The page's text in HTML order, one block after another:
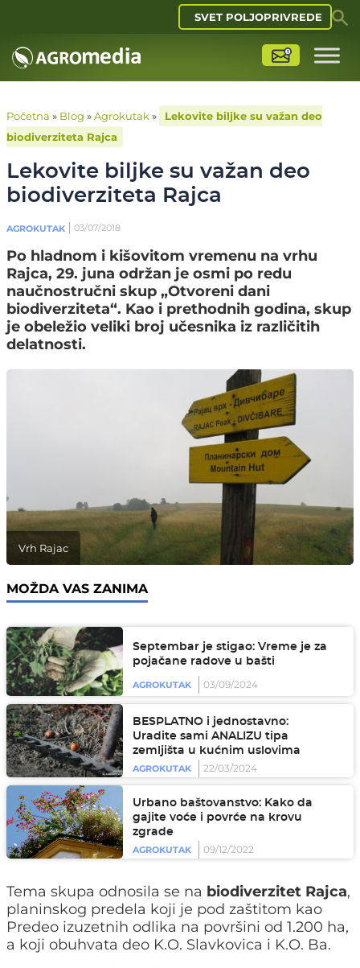
SVET POLJOPRIVREDE
Početna » Blog »Agrokutak »
Lekovite biljke su važan deo
biodiverziteta Rajca
Lekovite biljke su važan deo
biodiverziteta Rajca
AGROKUTAK 03/07/2018
Po hladnom i kišovitom vremenu na vrhu
Rajca, 29. juna održan je osmi po redu
naučnostručni skup „Otvoreni dani
biodiverziteta“. Kao i prethodnih godina, skup
je obeležio veliki broj učesnika iz različitih
delatnosti.
Vrh Rajac
MOŽDA VAS ZANIMA
Septembar je stigao: Vreme je za
pojačane radove u bašti
AGROKUTAK 03/09/2024
BESPLATNO i jednostavno:
Uradite sami ANALIZU tipa
zemljišta u kućnim uslovima
AGROKUTAK
22/03/2024
Urbano baštovanstvo: Kako da
gajite voće i povrće na krovu
zgrade
AGROKUTAK
09/12/2022
Tema skupa odnosila se na biodiverzitet Rajca,
planinskog predela koji je pod zaštitom kao
Predeo izuzetnih odlika na površini od 1.200 ha,
a koji obuhvata deo K.O. Slavkovica i K.O. Ba.